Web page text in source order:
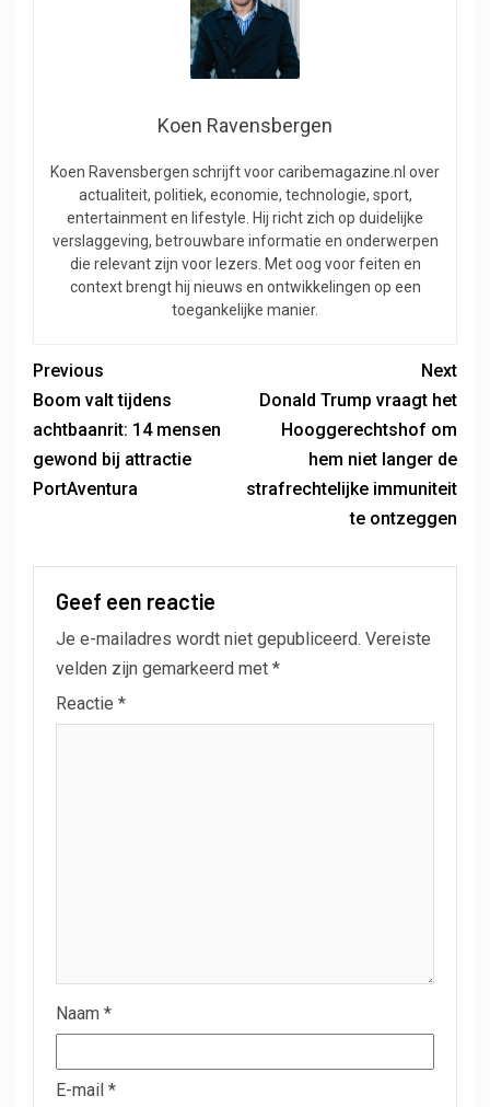
Koen Ravensbergen
Koen Ravensbergen schrijft voor caribemagazine.nl over
actualiteit, politiek, economie, technologie, sport,
entertainment en lifestyle. Hij richt zich op duidelijke
verslaggeving, betrouwbare informatie en onderwerpen
die relevant zijn voor lezers. Met oog voor feiten en
context brengt hij nieuws en ontwikkelingen op een
toegankelijke manier.
Previous
Boom valt tijdens
achtbaanrit: 14 mensen
gewond bij attractie
PortAventura
Next
Donald Trump vraagt ​​het
Hooggerechtshof om
hem niet langer de
strafrechtelijke immuniteit
te ontzeggen
Geef een reactie
Je e-mailadres wordt niet gepubliceerd. Vereiste
velden zijn gemarkeerd met *
Reactie *
Naam *
E-mail *